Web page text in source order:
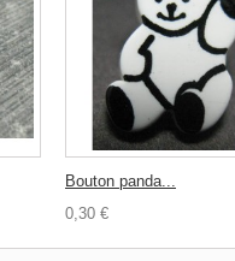
Bouton panda...
0,30 €